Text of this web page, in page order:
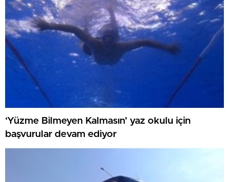
‘Yüzme Bilmeyen Kalmasın’ yaz okulu için
başvurular devam ediyor